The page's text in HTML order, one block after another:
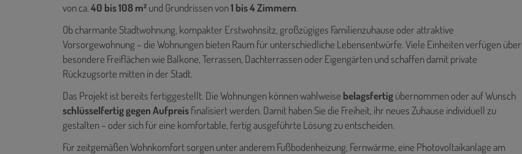
von ca.40 bis 108 m²und Grundrissen von1 bis 4 Zimmern.
Ob charmante Stadtwohnung, kompakter Erstwohnsitz, großzügiges Familienzuhause oder attraktive
Vorsorgewohnung – die Wohnungen bieten Raum für unterschiedliche Lebensentwürfe. Viele Einheiten verfügen über
besondere Freiflächen wie Balkone, Terrassen, Dachterrassen oder Eigengärten und schaffen damit private
Rückzugsorte mitten in der Stadt.
Das Projekt ist bereits fertiggestellt. Die Wohnungen können wahlweise belagsfertigübernommen oder auf Wunsch
schlüsselfertig gegen Aufpreisfinalisiert werden. Damit haben Sie die Freiheit, ihr neues Zuhause individuell zu
gestalten – oder sich für eine komfortable, fertig ausgeführte Lösung zu entscheiden.
Für zeitgemäßen Wohnkomfort sorgen unter anderem Fußbodenheizung, Fernwärme, eine Photovoltaikanlage am